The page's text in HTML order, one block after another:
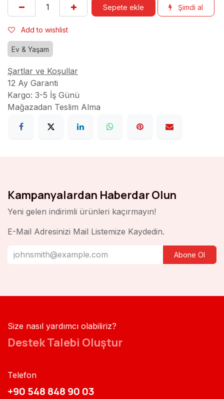
Sepete ekle Şimdi al
Add to wishlist
Ev & Yaşam
Şartlar ve Koşullar
12 Ay Garanti
Kargo: 3-5 İş Günü
Mağazadan Teslim Alma
Kampanyalardan Haberdar Olun
Yeni gelen indirimli ürünleri kaçırmayın!
E-Mail Adresinizi Mail Listemize Kaydedin.
Abone Ol
Size nasıl yardımcı olabiliriz?
Destek Talebi Oluştur
Telefon
+90 548 848 90 03​​